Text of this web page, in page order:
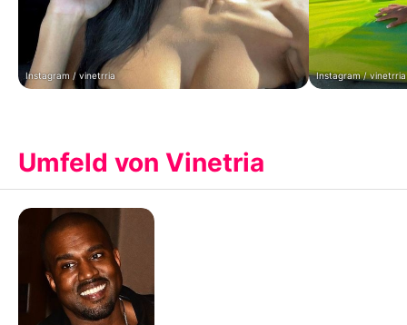
Instagram / vinetrria Instagram / vinetrria
Umfeld von Vinetria